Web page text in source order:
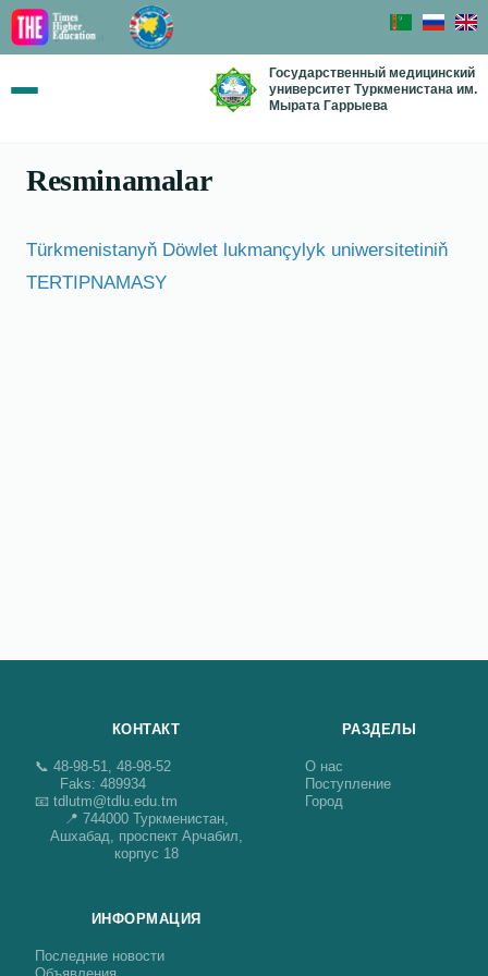
Государственный медицинский
университет Туркменистана им.
Мырата Гаррыева
Resminamalar
Türkmenistanyň Döwlet lukmançylyk uniwersitetiniň
TERTIPNAMASY
КОНТАКТ
📞 48-98-51, 48-98-52
Faks: 489934
📧 tdlutm@tdlu.edu.tm
📍 744000 Туркменистан,
Ашхабад, проспект Арчабил,
корпус 18
РАЗДЕЛЫ
О нас
Поступление
Город
ИНФОРМАЦИЯ
Последние новости